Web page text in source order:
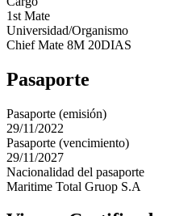
1st Mate
Universidad/Organismo
Chief Mate 8M 20DIAS
Pasaporte
Pasaporte (emisión)
29/11/2022
Pasaporte (vencimiento)
29/11/2027
Nacionalidad del pasaporte
Maritime Total Gruop S.A